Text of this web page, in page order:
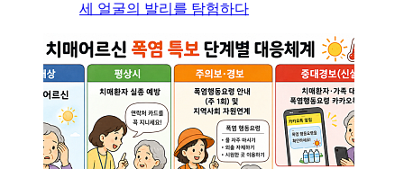
세 얼굴의 발리를 탐험하다